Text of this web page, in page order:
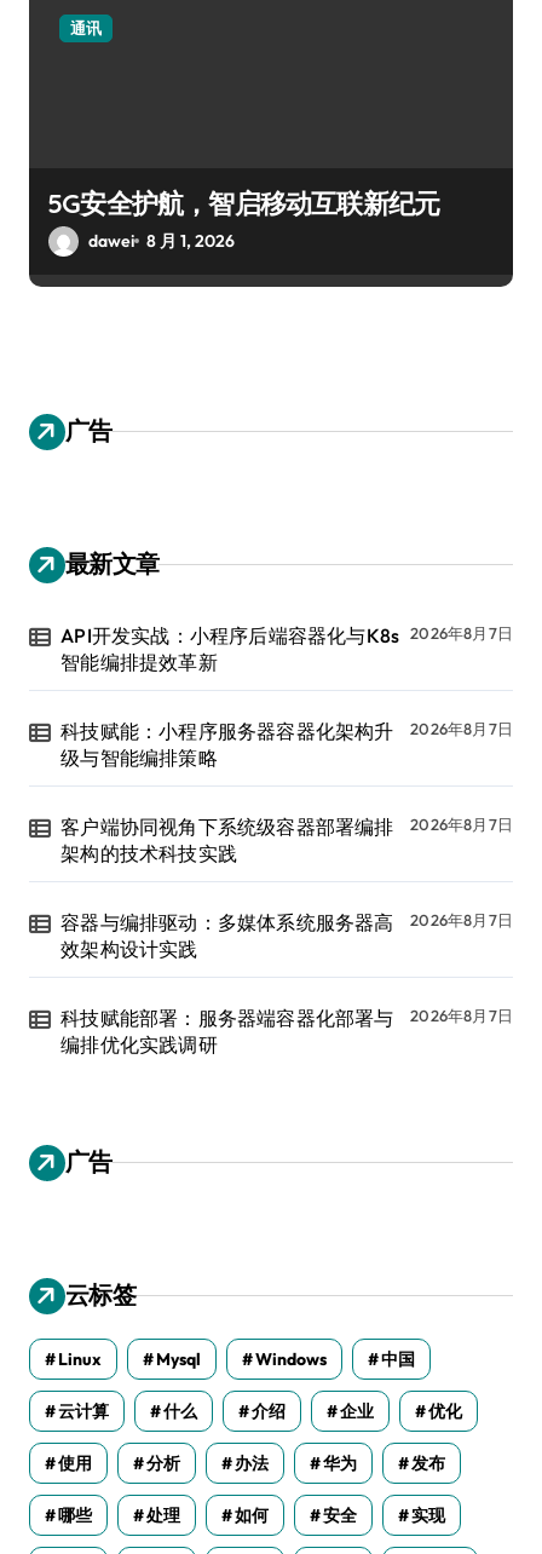
通讯
5G安全护航，智启移动互联新纪元
dawei 8 月 1, 2026
广告
最新文章
API开发实战：小程序后端容器化与K8s
智能编排提效革新
2026年8月7日
科技赋能：小程序服务器容器化架构升
级与智能编排策略
2026年8月7日
客户端协同视角下系统级容器部署编排
架构的技术科技实践
2026年8月7日
容器与编排驱动：多媒体系统服务器高
效架构设计实践
2026年8月7日
科技赋能部署：服务器端容器化部署与
编排优化实践调研
2026年8月7日
广告
云标签
Linux Mysql Windows 中国
云计算 什么 介绍 企业 优化
使用 分析 办法 华为 发布
哪些 处理 如何 安全 实现